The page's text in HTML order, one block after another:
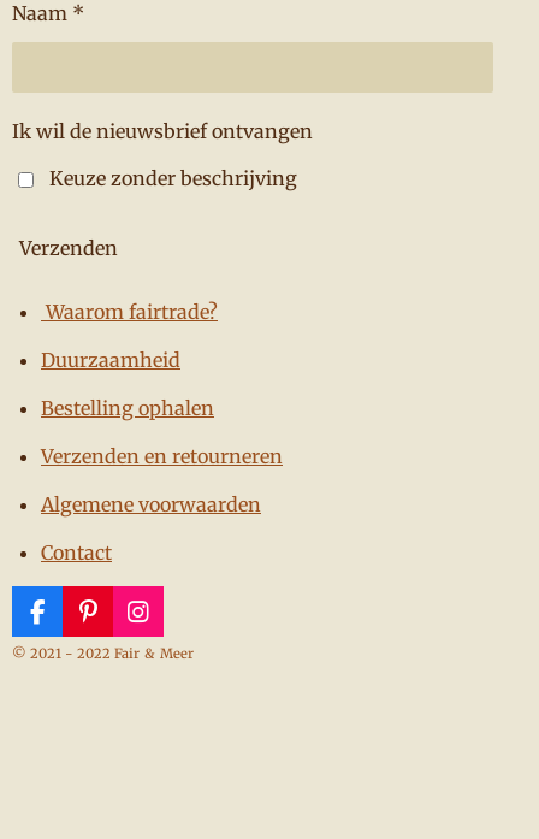
Naam *
Ik wil de nieuwsbrief ontvangen
Keuze zonder beschrijving
Verzenden
Waarom fairtrade?
Duurzaamheid
Bestelling ophalen
Verzenden en retourneren
Algemene voorwaarden
Contact
F
a
c
P
i
n
I
n
s
© 2021 - 2022 Fair & Meer